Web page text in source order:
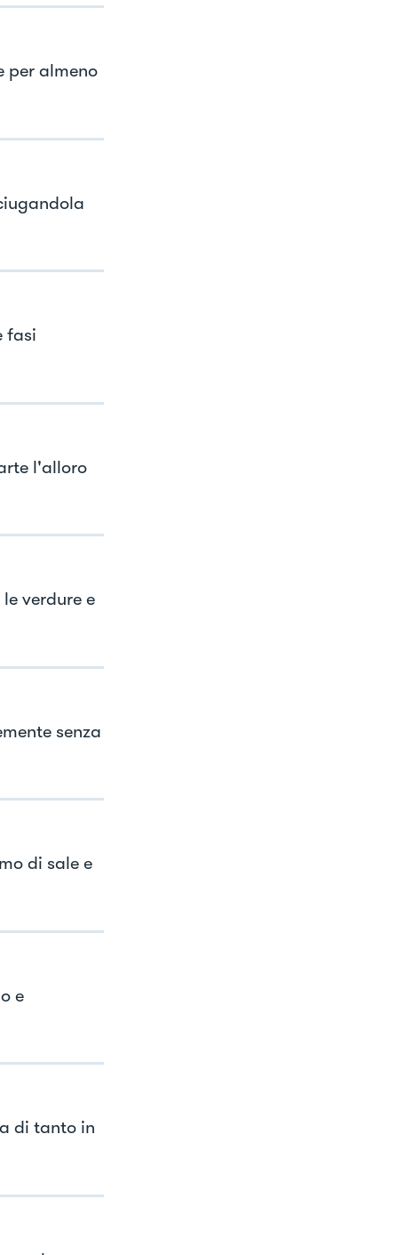
per almeno
fasi
l'alloro
verdure e
senza
di sale e
e
di tanto in